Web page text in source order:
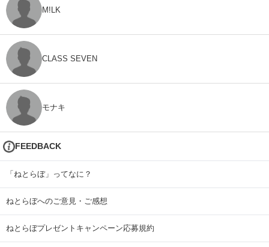
M!LK
CLASS SEVEN
モナキ
FEEDBACK
「ねとらぼ」ってなに？
ねとらぼへのご意見・ご感想
ねとらぼプレゼントキャンペーン応募規約